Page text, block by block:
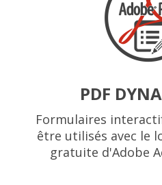
PDF
Formulaires
être utilisés avec le
gratuite d'Adobe